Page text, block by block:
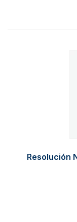
Resolución